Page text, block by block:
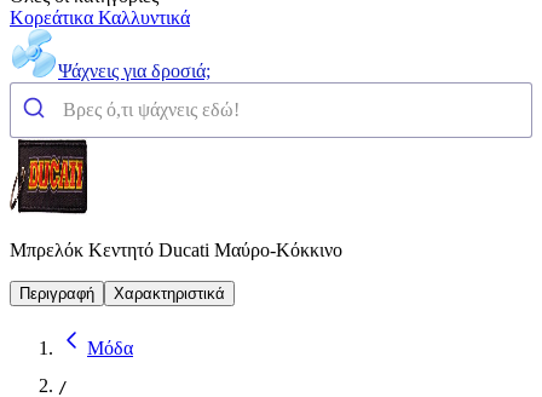
Κορεάτικα Καλλυντικά
Ψάχνεις για δροσιά;
Μπρελόκ Κεντητό Ducati Μαύρο-Κόκκινο
Περιγραφή Χαρακτηριστικά
Μόδα
/